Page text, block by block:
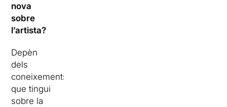
nova
sobre
l’artista?
Depèn
dels
coneixements
que tingui
sobre la